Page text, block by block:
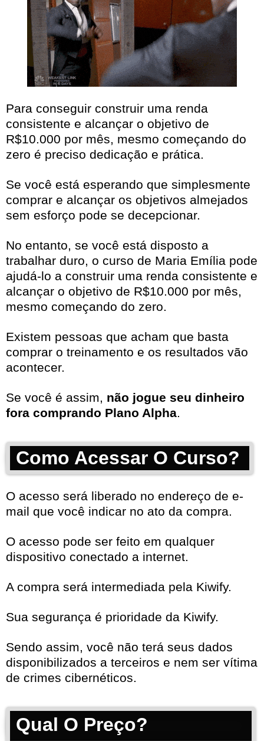
Para conseguir construir uma renda
consistente e alcançar o objetivo de
R$10.000 por mês, mesmo começando do
zero é preciso dedicação e prática.
Se você está esperando que simplesmente
comprar e alcançar os objetivos almejados
sem esforço pode se decepcionar.
No entanto, se você está disposto a
trabalhar duro, o curso de Maria Emília pode
ajudá-lo a construir uma renda consistente e
alcançar o objetivo de R$10.000 por mês,
mesmo começando do zero.
Existem pessoas que acham que basta
comprar o treinamento e os resultados vão
acontecer.
Se você é assim, não jogue seu dinheiro
fora comprando Plano Alpha
Como Acessar O Curso?
O acesso será liberado no endereço de e-
mail que você indicar no ato da compra.
O acesso pode ser feito em qualquer
dispositivo conectado a internet.
A compra será intermediada pela Kiwify.
Sua segurança é prioridade da Kiwify.
Sendo assim, você não terá seus dados
disponibilizados a terceiros e nem ser vítima
de crimes cibernéticos.
Qual O Preço?